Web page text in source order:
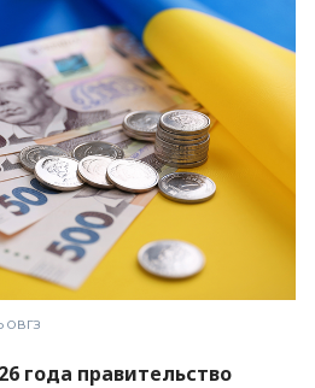
ОВГЗ
года правительство